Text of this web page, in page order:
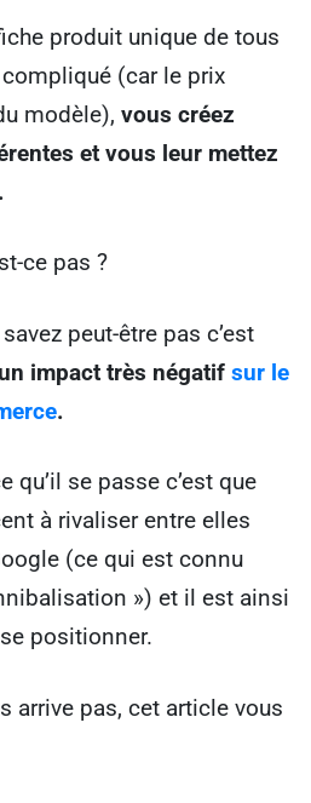
produit unique de tous
(car le prix
modèle), vous créez
et vous leur mettez
ce pas ?
peut-être pas c’est
impact très négatif sur le
.
qu’il se passe c’est que
à rivaliser entre elles
(ce qui est connu
») et il est ainsi
positionner.
arrive pas, cet article vous